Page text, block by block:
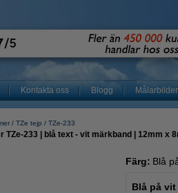
Kontakta oss Blogg Målarbilder
TZe tejp TZe-233
233 | blå text - vit märkband | 12mm x
Färg: Blå
Blå på vit